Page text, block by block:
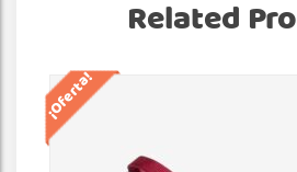
Related
¡Oferta!